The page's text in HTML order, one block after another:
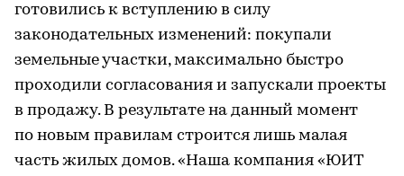
готовились к вступлению в силу
законодательных изменений: покупали
земельные участки, максимально быстро
проходили согласования и запускали проекты
в продажу. В результате на данный момент
по новым правилам строится лишь малая
часть жилых домов. «Наша компания «ЮИТ